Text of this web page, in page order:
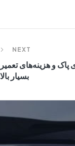
NEXT
پاک و هزینه‌های تعمیر
بسیار بالا